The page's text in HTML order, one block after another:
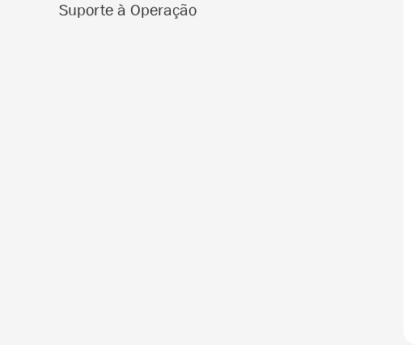
Suporte à Operação